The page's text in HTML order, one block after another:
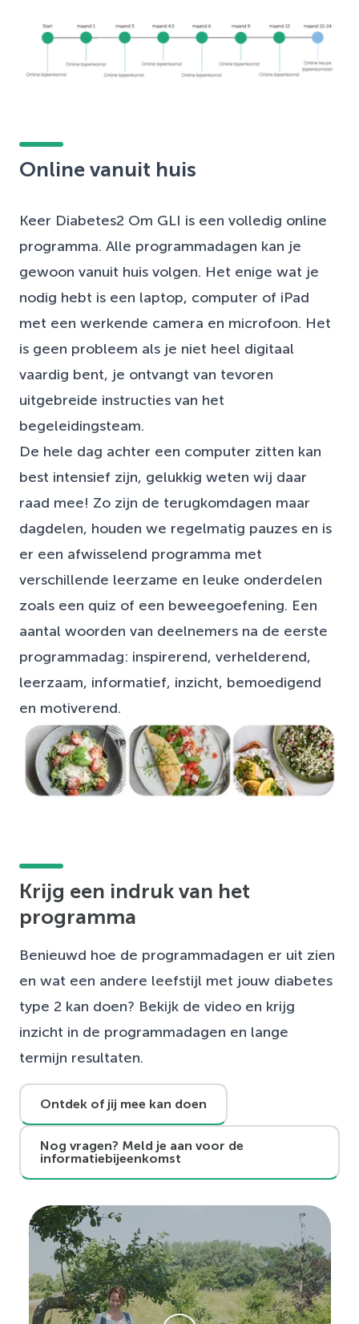
Online vanuit huis
Keer Diabetes2 Om GLI is een volledig online
programma. Alle programmadagen kan je
gewoon vanuit huis volgen. Het enige wat je
nodig hebt is een laptop, computer of iPad
met een werkende camera en microfoon. Het
is geen probleem als je niet heel digitaal
vaardig bent, je ontvangt van tevoren
uitgebreide instructies van het
begeleidingsteam.
De hele dag achter een computer zitten kan
best intensief zijn, gelukkig weten wij daar
raad mee! Zo zijn de terugkomdagen maar
dagdelen, houden we regelmatig pauzes en is
er een afwisselend programma met
verschillende leerzame en leuke onderdelen
zoals een quiz of een beweegoefening. Een
aantal woorden van deelnemers na de eerste
programmadag: inspirerend, verhelderend,
leerzaam, informatief, inzicht, bemoedigend
en motiverend.
Krijg een indruk van het
programma
Benieuwd hoe de programmadagen er uit zien
en wat een andere leefstijl met jouw diabetes
type 2 kan doen? Bekijk de video en krijg
inzicht in de programmadagen en lange
termijn resultaten.
Ontdek of jij mee kan doen
Nog vragen? Meld je aan voor de
informatiebijeenkomst